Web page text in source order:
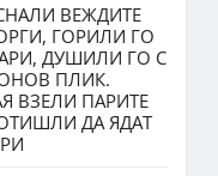
ВЕЖДИТЕ
ГОРИЛИ ГО
ДУШИЛИ ГО С
ПЛИК.
ВЗЕЛИ ПАРИТЕ
ДА ЯДАТ